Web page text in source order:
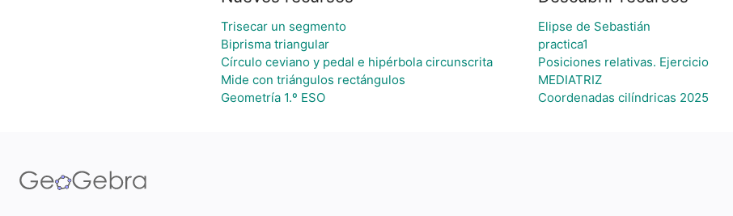
Trisecar un segmento
Biprisma triangular
Círculo ceviano y pedal e hipérbola circunscrita
Mide con triángulos rectángulos
Geometría 1.º ESO
Elipse de Sebastián
practica1
Posiciones relativas. Ejercicio
MEDIATRIZ
Coordenadas cilíndricas 2025